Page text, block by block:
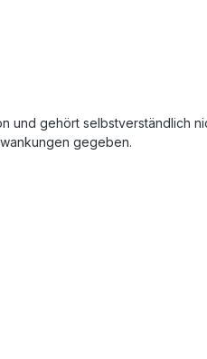
und gehört selbstverständlich
gegeben.